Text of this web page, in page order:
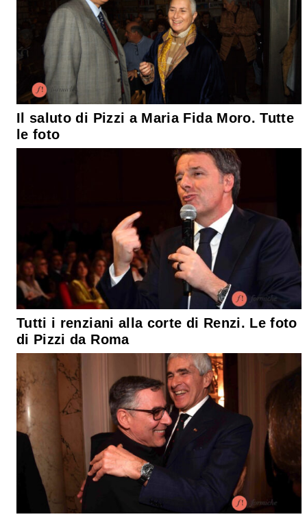
Il saluto di Pizzi a Maria Fida Moro. Tutte
le foto
Tutti i renziani alla corte di Renzi. Le foto
di Pizzi da Roma